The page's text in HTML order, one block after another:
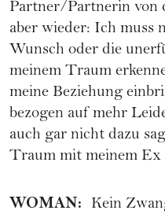
Partner/Partnerin von
aber wieder: Ich muss
Wunsch oder die
meinem Traum
meine Beziehung
bezogen auf mehr
auch gar nicht dazu
Traum mit meinem Ex
WOMAN:
Kein